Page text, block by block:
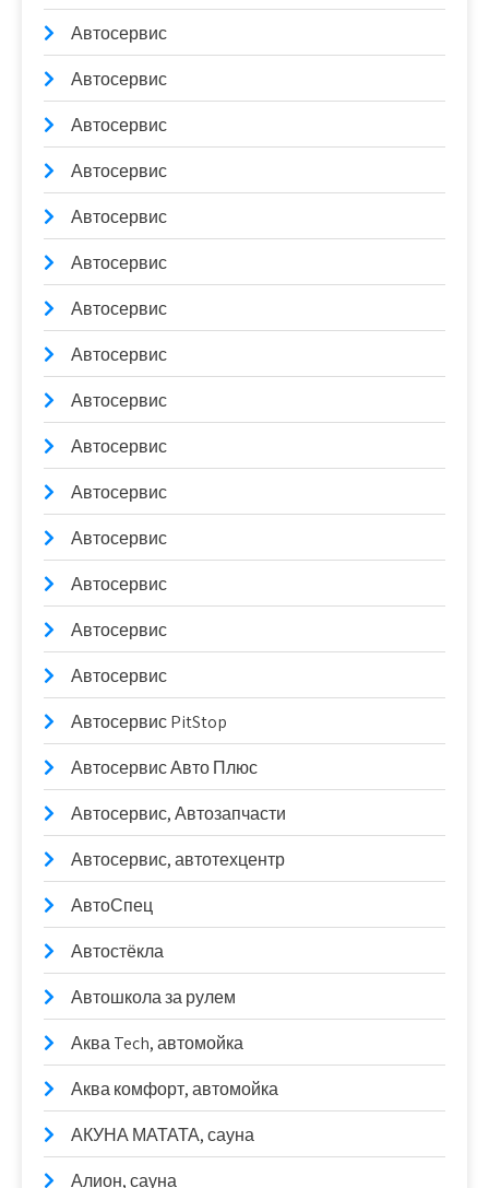
Автосервис
Автосервис
Автосервис
Автосервис
Автосервис
Автосервис
Автосервис
Автосервис
Автосервис
Автосервис
Автосервис
Автосервис
Автосервис
Автосервис
Автосервис
Автосервис PitStop
Автосервис Авто Плюс
Автосервис, Автозапчасти
Автосервис, автотехцентр
АвтоСпец
Автостёкла
Автошкола за рулем
Аква Tech, автомойка
Аква комфорт, автомойка
АКУНА МАТАТА, сауна
Алион, сауна